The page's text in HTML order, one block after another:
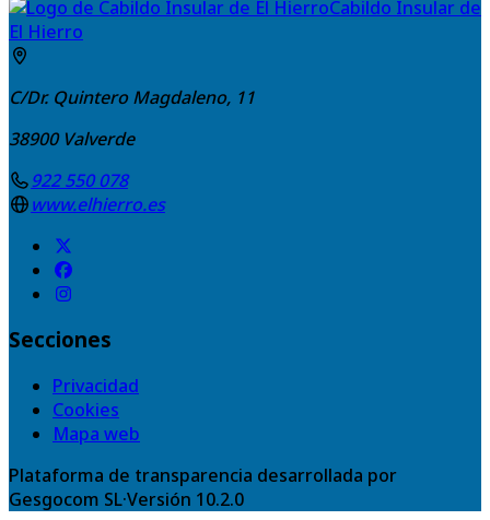
Cabildo Insular de
El Hierro
C/Dr. Quintero Magdaleno, 11
38900 Valverde
922 550 078
www.elhierro.es
Secciones
Privacidad
Cookies
Mapa web
Plataforma de transparencia desarrollada por
Gesgocom SL·Versión 10.2.0